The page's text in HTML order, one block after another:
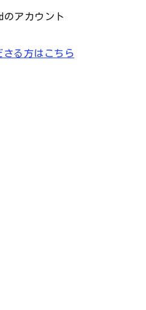
のアカウント
さる方はこちら